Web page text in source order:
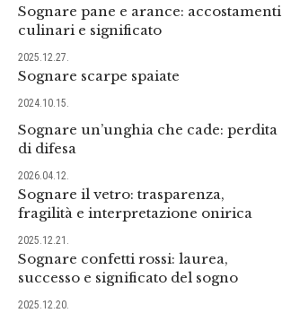
Sognare pane e arance: accostamenti
culinari e significato
2025.12.27.
Sognare scarpe spaiate
2024.10.15.
Sognare un’unghia che cade: perdita
di difesa
2026.04.12.
Sognare il vetro: trasparenza,
fragilità e interpretazione onirica
2025.12.21.
Sognare confetti rossi: laurea,
successo e significato del sogno
2025.12.20.